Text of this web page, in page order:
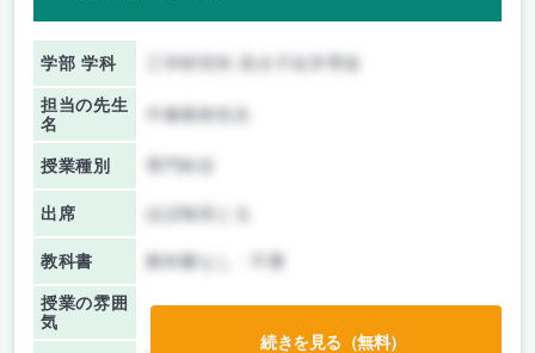
学部 学科
担当の先生
名
中條善樹先生
授業種別
出席 ほぼ毎回とる
教科書 教科書なし・不要
授業の雰囲
気
続きを見る（無料）